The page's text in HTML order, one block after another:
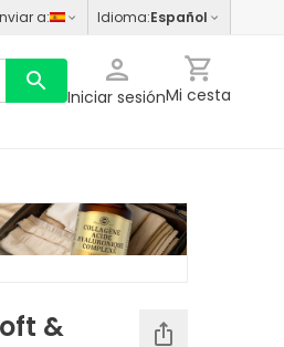
a: Idioma:Español
Iniciar sesiónMi cesta
&